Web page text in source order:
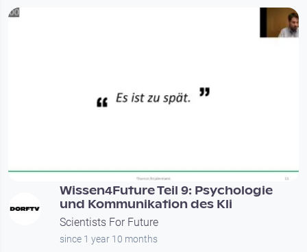
Wissen4Future Teil 9: Psychologie
und Kommunikation des Kli
Scientists For Future
since 1 year 10 months